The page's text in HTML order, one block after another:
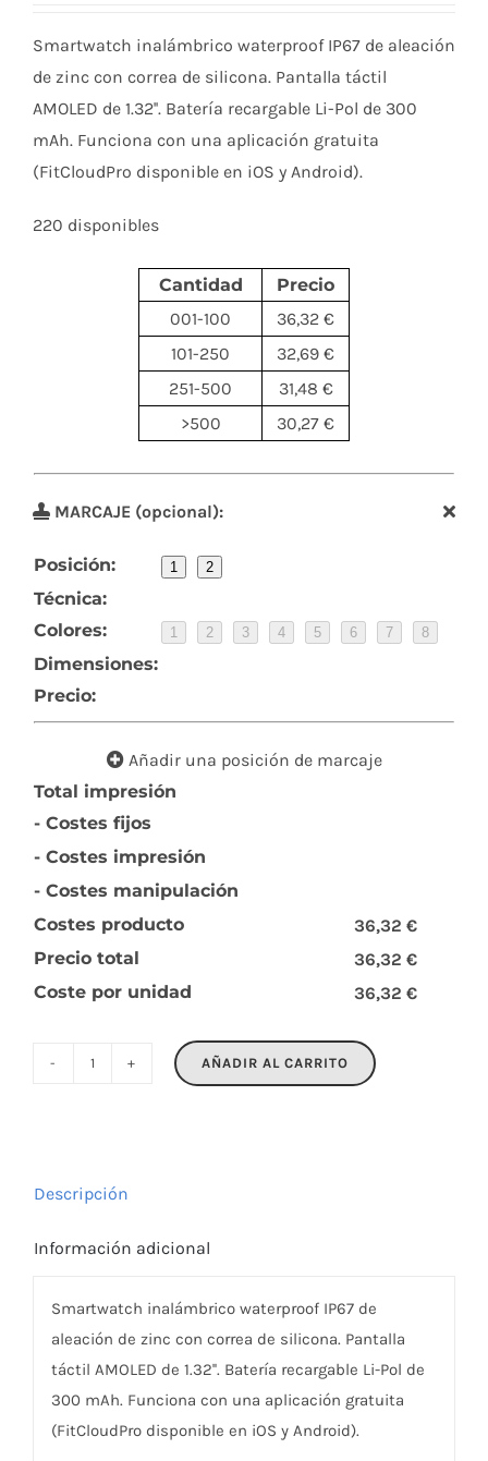
Smartwatch inalámbrico waterproof IP67 de aleación
de zinc con correa de silicona. Pantalla táctil
AMOLED de 1.32''. Batería recargable Li-Pol de 300
mAh. Funciona con una aplicación gratuita
(FitCloudPro disponible en iOS y Android).
220 disponibles
Cantidad
Precio
001-100
36,32 €
101-250
32,69 €
251-500
31,48 €
>500
30,27 €
MARCAJE (opcional):
Posición: 1 2
Técnica:
Colores:
1 2 3 4 5 6 7 8
Dimensiones:
Precio:
Añadir una posición de marcaje
Total impresión
- Costes fijos
- Costes impresión
- Costes manipulación
Costes producto
36,32 €
Precio total
36,32 €
Coste por unidad
36,32 €
AÑADIR AL CARRITO
Descripción
Información adicional
Smartwatch inalámbrico waterproof IP67 de
aleación de zinc con correa de silicona. Pantalla
táctil AMOLED de 1.32''. Batería recargable Li-Pol de
300 mAh. Funciona con una aplicación gratuita
(FitCloudPro disponible en iOS y Android).